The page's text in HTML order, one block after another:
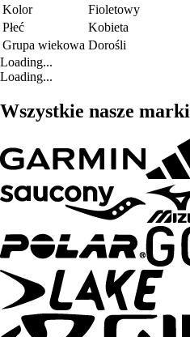
Kolor
Fioletowy
Płeć
Kobieta
Grupa wiekowa Dorośli
Loading...
Loading...
Wszystkie nasze marki